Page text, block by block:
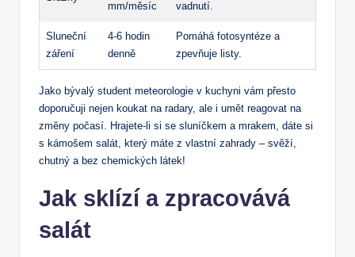
mm/měsíc
vadnutí.
Sluneční
záření
4-6 hodin
denně
Pomáhá fotosyntéze a
zpevňuje listy.
Jako bývalý student meteorologie v kuchyni vám přesto
doporučuji nejen koukat na radary, ale i umět reagovat na
změny počasí. Hrajete-li si se sluníčkem a mrakem, dáte si
s kámošem salát, který máte z vlastní zahrady – svěží,
chutný a bez chemických látek!
Jak sklízí a zpracovává
salát